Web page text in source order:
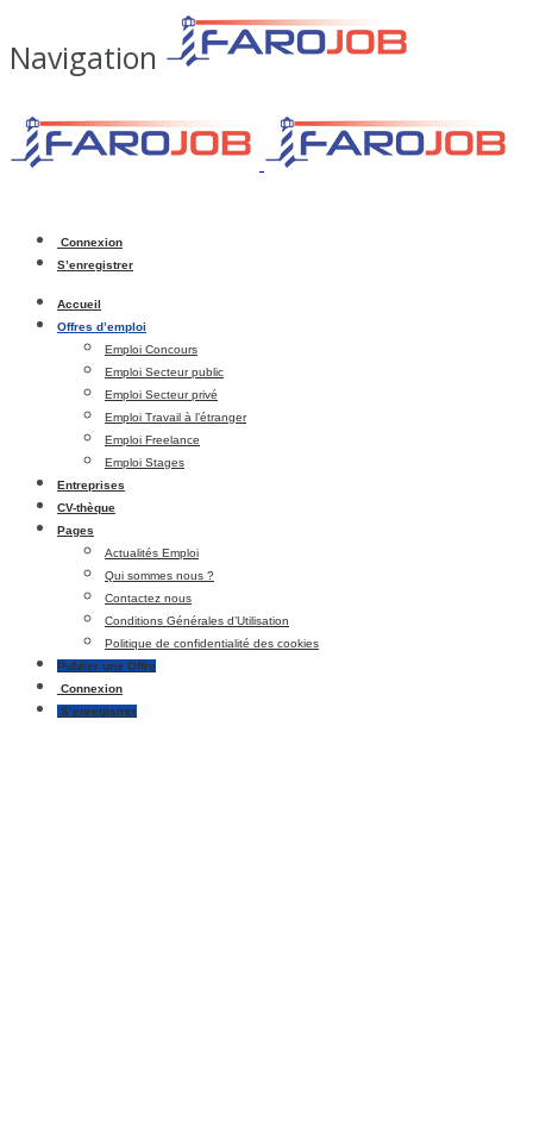
Navigation
Connexion
S’enregistrer
Accueil
Offres d’emploi
Emploi Concours
Emploi Secteur public
Emploi Secteur privé
Emploi Travail à l’étranger
Emploi Freelance
Emploi Stages
Entreprises
CV-thèque
Pages
Actualités Emploi
Qui sommes nous ?
Contactez nous
Conditions Générales d’Utilisation
Politique de confidentialité des cookies
Publier une Offre
Connexion
S’enregistrer